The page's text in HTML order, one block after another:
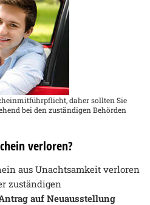
daher sollten Sie
bei den zuständigen Behörden
verloren?
aus Unachtsamkeit verloren
zuständigen
auf Neuausstellung